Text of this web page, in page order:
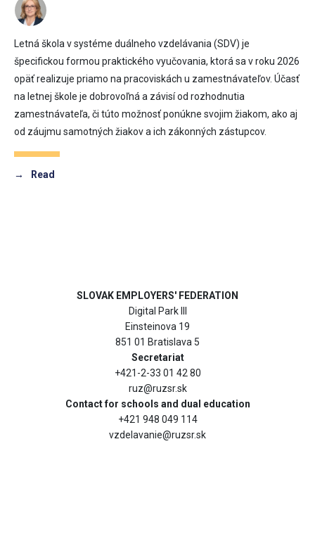
Letná škola v systéme duálneho vzdelávania (SDV) je
špecifickou formou praktického vyučovania, ktorá sa v roku 2026
opäť realizuje priamo na pracoviskách u zamestnávateľov. Účasť
na letnej škole je dobrovoľná a závisí od rozhodnutia
zamestnávateľa, či túto možnosť ponúkne svojim žiakom, ako aj
od záujmu samotných žiakov a ich zákonných zástupcov.
→ Read
SLOVAK EMPLOYERS' FEDERATION
Digital Park III
Einsteinova 19
851 01 Bratislava 5
Secretariat
+421-2-33 01 42 80
ruz@ruzsr.sk
Contact for schools and dual education
+421 948 049 114
vzdelavanie@ruzsr.sk